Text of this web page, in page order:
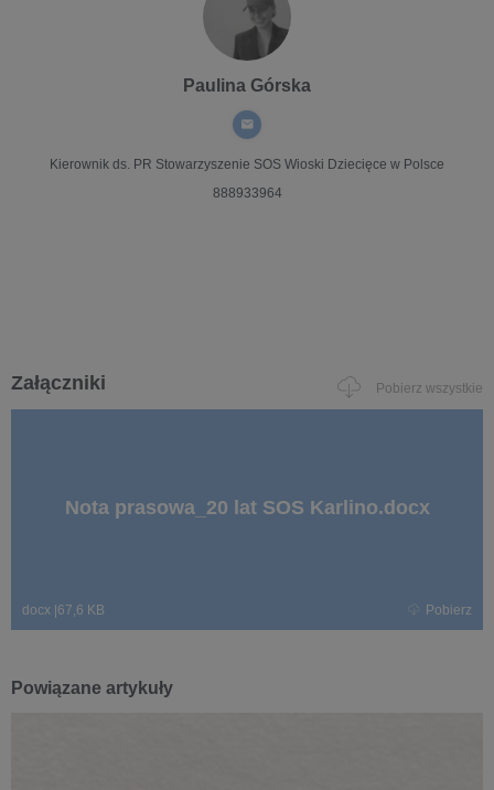
Paulina Górska
Kierownik ds. PR Stowarzyszenie SOS Wioski Dziecięce w Polsce
888933964
Załączniki Pobierz wszystkie
Nota prasowa_20 lat SOS Karlino.docx
docx 67,6 KB Pobierz
Powiązane artykuły